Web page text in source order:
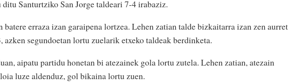
Santurtziko San Jorge taldeari 7-4 irabaziz.
batere erraza izan garaipena lortzea. Lehen zatian talde bizkaitarra izan zen
azken segundoetan lortu zuelarik etxeko taldeak berdinketa.
aipatu partidu honetan bi atezainek gola lortu zutela. Lehen zatian, atezain
luze aldenduz, gol bikaina lortu zuen.